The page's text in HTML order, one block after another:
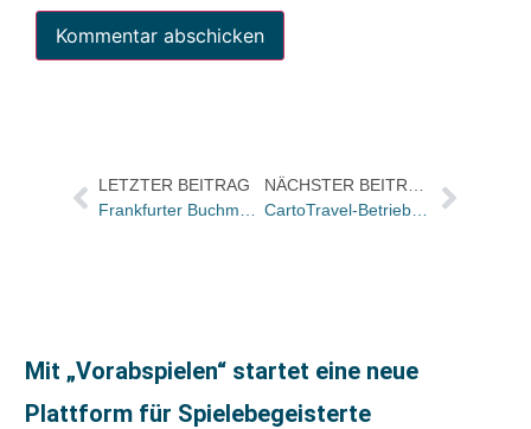
LETZTER BEITRAG
Mit „Vorabspielen“ startet eine neue
Plattform für Spielebegeisterte